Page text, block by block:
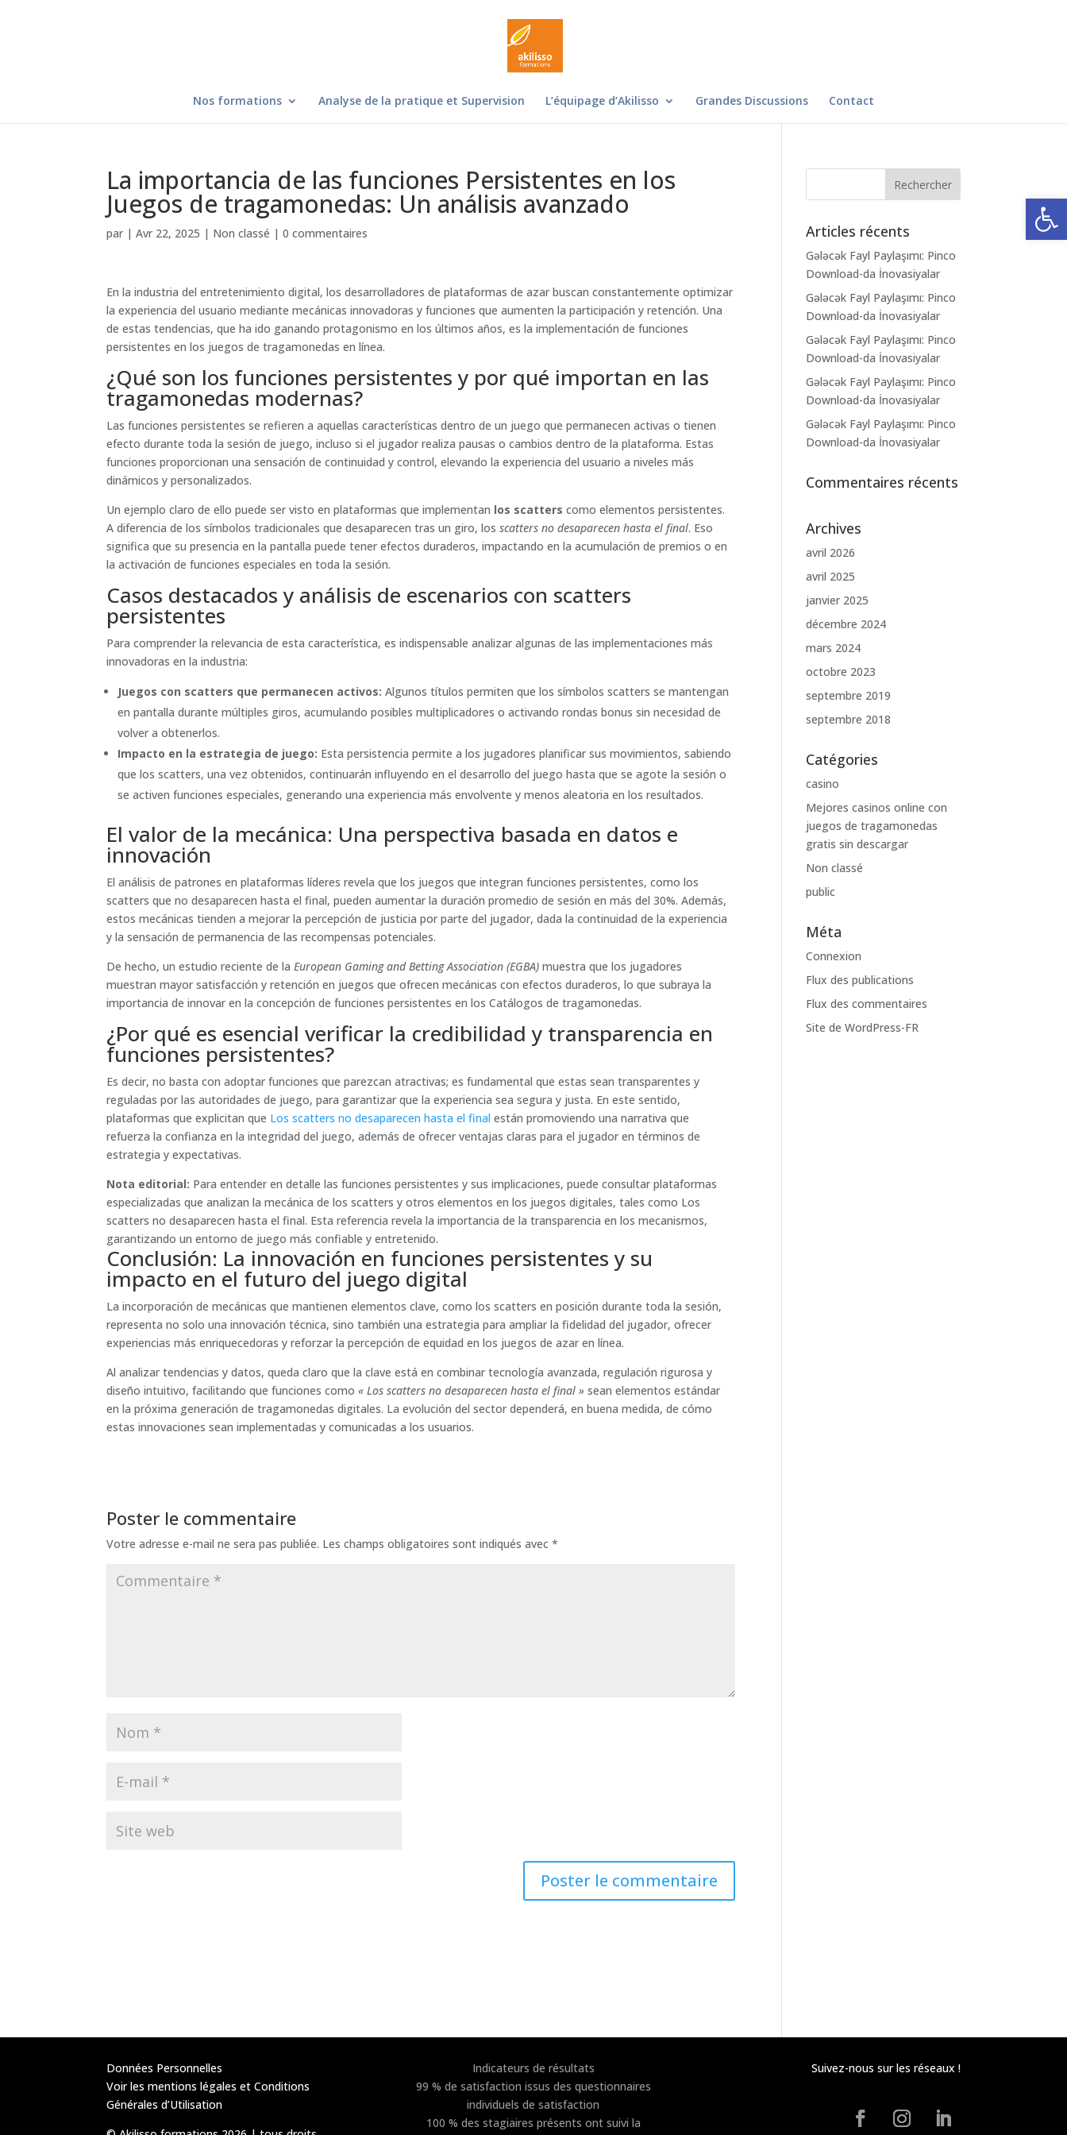
Ouvrir
Nos formations Analyse de la pratique et Supervision L’équipage d’Akilisso Grandes Discussions Contact
La importancia de las funciones Persistentes en los
Juegos de tragamonedas: Un análisis avanzado
par |Avr 22, 2025 | Non classé |0 commentaires
En la industria del entretenimiento digital, los desarrolladores de plataformas de azar buscan constantemente optimizar
la experiencia del usuario mediante mecánicas innovadoras y funciones que aumenten la participación y retención. Una
de estas tendencias, que ha ido ganando protagonismo en los últimos años, es la implementación de funciones
persistentes en los juegos de tragamonedas en línea.
¿Qué son los funciones persistentes y por qué importan en las
tragamonedas modernas?
Las funciones persistentes se refieren a aquellas características dentro de un juego que permanecen activas o tienen
efecto durante toda la sesión de juego, incluso si el jugador realiza pausas o cambios dentro de la plataforma. Estas
funciones proporcionan una sensación de continuidad y control, elevando la experiencia del usuario a niveles más
dinámicos y personalizados.
Un ejemplo claro de ello puede ser visto en plataformas que implementan los scatters como elementos persistentes.
A diferencia de los símbolos tradicionales que desaparecen tras un giro, losscatters no desaparecen hasta el final. Eso
significa que su presencia en la pantalla puede tener efectos duraderos, impactando en la acumulación de premios o en
la activación de funciones especiales en toda la sesión.
Casos destacados y análisis de escenarios con scatters
persistentes
Para comprender la relevancia de esta característica, es indispensable analizar algunas de las implementaciones más
innovadoras en la industria:
Juegos con scatters que permanecen activos: Algunos títulos permiten que los símbolos scatters se mantengan
en pantalla durante múltiples giros, acumulando posibles multiplicadores o activando rondas bonus sin necesidad de
volver a obtenerlos.
Impacto en la estrategia de juego: Esta persistencia permite a los jugadores planificar sus movimientos, sabiendo
que los scatters, una vez obtenidos, continuarán influyendo en el desarrollo del juego hasta que se agote la sesión o
se activen funciones especiales, generando una experiencia más envolvente y menos aleatoria en los resultados.
El valor de la mecánica: Una perspectiva basada en datos e
innovación
El análisis de patrones en plataformas líderes revela que los juegos que integran funciones persistentes, como los
scatters que no desaparecen hasta el final, pueden aumentar la duración promedio de sesión en más del 30%. Además,
estos mecánicas tienden a mejorar la percepción de justicia por parte del jugador, dada la continuidad de la experiencia
y la sensación de permanencia de las recompensas potenciales.
De hecho, un estudio reciente de laEuropean Gaming and Betting Association (EGBA) muestra que los jugadores
muestran mayor satisfacción y retención en juegos que ofrecen mecánicas con efectos duraderos, lo que subraya la
importancia de innovar en la concepción de funciones persistentes en los Catálogos de tragamonedas.
¿Por qué es esencial verificar la credibilidad y transparencia en
funciones persistentes?
Es decir, no basta con adoptar funciones que parezcan atractivas; es fundamental que estas sean transparentes y
reguladas por las autoridades de juego, para garantizar que la experiencia sea segura y justa. En este sentido,
plataformas que explicitan que Los scatters no desaparecen hasta el final están promoviendo una narrativa que
refuerza la confianza en la integridad del juego, además de ofrecer ventajas claras para el jugador en términos de
estrategia y expectativas.
Nota editorial: Para entender en detalle las funciones persistentes y sus implicaciones, puede consultar plataformas
especializadas que analizan la mecánica de los scatters y otros elementos en los juegos digitales, tales como Los
scatters no desaparecen hasta el final. Esta referencia revela la importancia de la transparencia en los mecanismos,
garantizando un entorno de juego más confiable y entretenido.
Conclusión: La innovación en funciones persistentes y su
impacto en el futuro del juego digital
La incorporación de mecánicas que mantienen elementos clave, como los scatters en posición durante toda la sesión,
representa no solo una innovación técnica, sino también una estrategia para ampliar la fidelidad del jugador, ofrecer
experiencias más enriquecedoras y reforzar la percepción de equidad en los juegos de azar en línea.
Al analizar tendencias y datos, queda claro que la clave está en combinar tecnología avanzada, regulación rigurosa y
diseño intuitivo, facilitando que funciones como« Los scatters no desaparecen hasta el final » sean elementos estándar
en la próxima generación de tragamonedas digitales. La evolución del sector dependerá, en buena medida, de cómo
estas innovaciones sean implementadas y comunicadas a los usuarios.
Poster le commentaire
Votre adresse e-mail ne sera pas publiée. Les champs obligatoires sont indiqués avec*
Articles récents
Gələcək Fayl Paylaşımı: Pinco
Download-da İnovasiyalar
Gələcək Fayl Paylaşımı: Pinco
Download-da İnovasiyalar
Gələcək Fayl Paylaşımı: Pinco
Download-da İnovasiyalar
Gələcək Fayl Paylaşımı: Pinco
Download-da İnovasiyalar
Gələcək Fayl Paylaşımı: Pinco
Download-da İnovasiyalar
Commentaires récents
Archives
avril 2026
avril 2025
janvier 2025
décembre 2024
mars 2024
octobre 2023
septembre 2019
septembre 2018
Catégories
casino
Mejores casinos online con
juegos de tragamonedas
gratis sin descargar
Non classé
public
Méta
Connexion
Flux des publications
Flux des commentaires
Site de WordPress-FR
Données Personnelles
Voir les mentions légales et Conditions
Générales d’Utilisation
Indicateurs de résultats
99 % de satisfaction issus des questionnaires
individuels de satisfaction
100 % des stagiaires présents ont suivi la
Suivez-nous sur les réseaux !